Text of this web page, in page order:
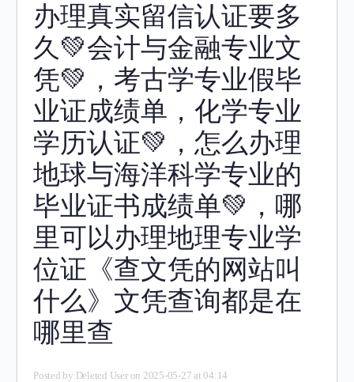
办理真实留信认证要多
久💚会计与金融专业文
凭💚，考古学专业假毕
业证成绩单，化学专业
学历认证💚，怎么办理
地球与海洋科学专业的
毕业证书成绩单💚，哪
里可以办理地理专业学
位证《查文凭的网站叫
什么》文凭查询都是在
哪里查
Posted by Deleted User on 2025-05-27 at 04:14